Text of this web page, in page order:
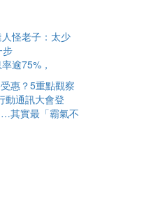
怪老子：太少
步
逾75%，
惠？5重點觀察
動通訊大會登
其實最「霸氣不